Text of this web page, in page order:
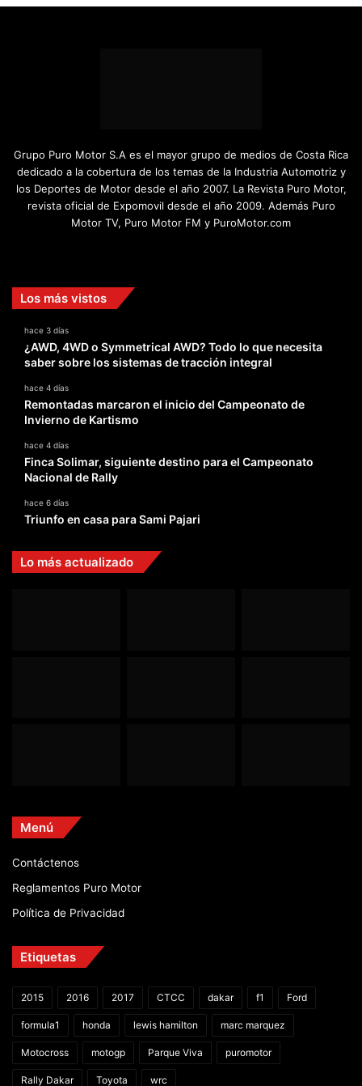
Grupo Puro Motor S.A es el mayor grupo de medios de Costa Rica
dedicado a la cobertura de los temas de la Industria Automotriz y
los Deportes de Motor desde el año 2007. La Revista Puro Motor,
revista oficial de Expomovil desde el año 2009. Además Puro
Motor TV, Puro Motor FM y PuroMotor.com
Los más vistos
hace 3 días
¿AWD, 4WD o Symmetrical AWD? Todo lo que necesita
saber sobre los sistemas de tracción integral
hace 4 días
Remontadas marcaron el inicio del Campeonato de
Invierno de Kartismo
hace 4 días
Finca Solimar, siguiente destino para el Campeonato
Nacional de Rally
hace 6 días
Triunfo en casa para Sami Pajari
Lo más actualizado
Menú
Contáctenos
Reglamentos Puro Motor
Política de Privacidad
Etiquetas
2015 2016 2017 CTCC dakar f1 Ford
formula1 honda lewis hamilton marc marquez
Motocross motogp Parque Viva puromotor
Rally Dakar Toyota wrc